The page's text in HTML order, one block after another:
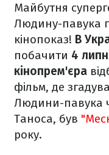
Майбутня
Людину-павука
кінопоказ! В
побачити 4
кінопрем'єра
фільм, де
Людини-павука
Таноса, був
року.